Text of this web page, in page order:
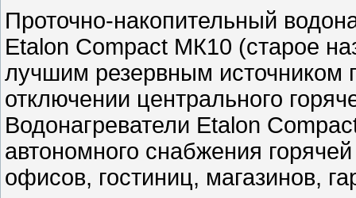
Проточно-накопительный
Etalon Compact МК10 (старое
лучшим резервным источником
отключении центрального
Водонагреватели Etalon
автономного снабжения
офисов, гостиниц, магазинов,